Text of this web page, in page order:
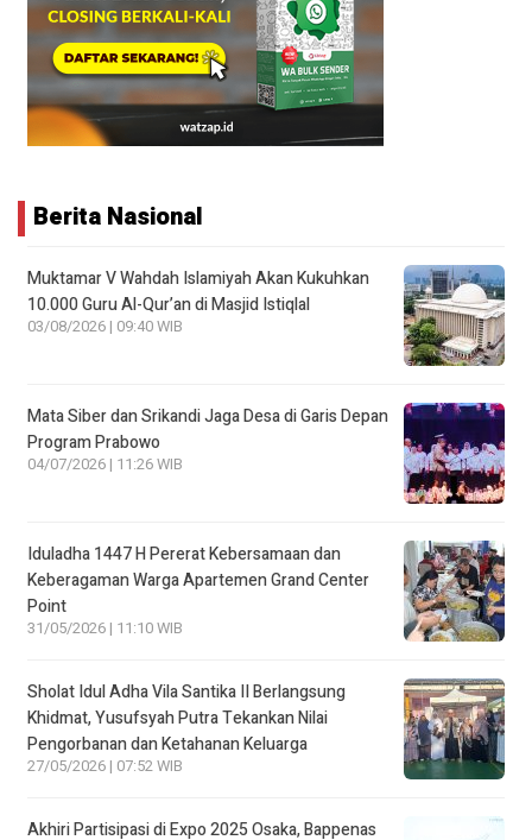
Berita Nasional
Muktamar V Wahdah Islamiyah Akan Kukuhkan
10.000 Guru Al-Qur’an di Masjid Istiqlal
03/08/2026 | 09:40 WIB
Mata Siber dan Srikandi Jaga Desa di Garis Depan
Program Prabowo
04/07/2026 | 11:26 WIB
Iduladha 1447 H Pererat Kebersamaan dan
Keberagaman Warga Apartemen Grand Center
Point
31/05/2026 | 11:10 WIB
Sholat Idul Adha Vila Santika II Berlangsung
Khidmat, Yusufsyah Putra Tekankan Nilai
Pengorbanan dan Ketahanan Keluarga
27/05/2026 | 07:52 WIB
Akhiri Partisipasi di Expo 2025 Osaka, Bappenas